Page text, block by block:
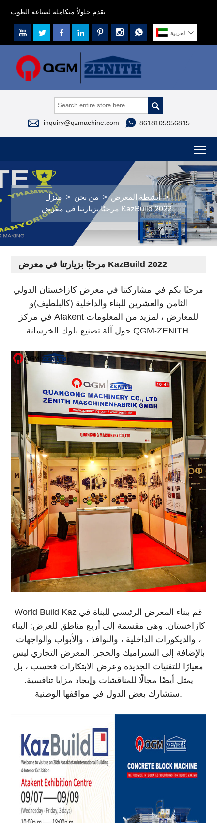
       العربية 

 inquiry@qzmachine.com  8618105956815
منزل > من نحن > أنشطة المعرض >
مرحبًا بزيارتنا في معرض KazBuild 2022
مرحبًا بزيارتنا في معرض KazBuild 2022
مرحبًا بكم في مشاركتنا في معرض كازاخستان الدولي
الثامن والعشرين للبناء والداخلية (كالبلطيف)و
في مركز Atakent للمعارض ، لمزيد من المعلومات
حول آلة تصنيع بلوك الخرسانة QGM-ZENITH.
World Build Kaz قم ببناء المعرض الرئيسي للبناة في
كازاخستان. وهي مقسمة إلى أربع مناطق للعرض: البناء
، والديكورات الداخلية ، والنوافذ ، والأبواب والواجهات
بالإضافة إلى السيراميك والحجر. المعرض التجاري ليس
معيارًا للتقنيات الجديدة وعرض الابتكارات فحسب ، بل
يمثل أيضًا مجالًا للمناقشات وإيجاد مزايا تنافسية.
ستشارك بعض الدول في مواقفها الوطنية.